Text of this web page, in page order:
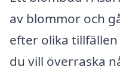
av blommor och
efter olika
du vill överraska